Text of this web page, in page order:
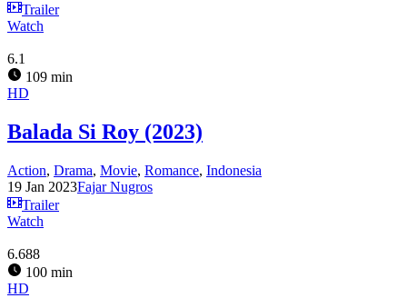
Trailer
Watch
6.1
109 min
HD
Balada Si Roy (2023)
Action, Drama, Movie, Romance, Indonesia
19 Jan 2023Fajar Nugros
Trailer
Watch
6.688
100 min
HD